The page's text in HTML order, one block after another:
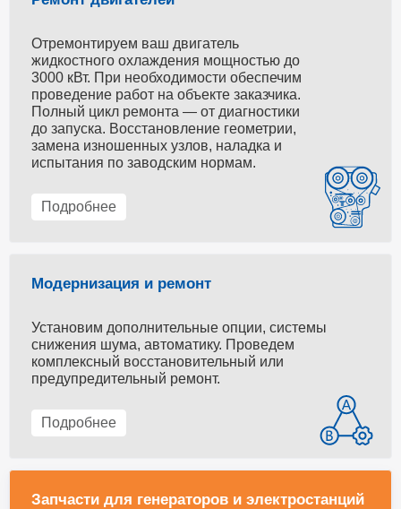
Отремонтируем ваш двигатель
жидкостного охлаждения мощностью до
3000 кВт. При необходимости обеспечим
проведение работ на объекте заказчика.
Полный цикл ремонта — от диагностики
до запуска. Восстановление геометрии,
замена изношенных узлов, наладка и
испытания по заводским нормам.
Подробнее
Модернизация и ремонт
Установим дополнительные опции, системы
снижения шума, автоматику. Проведем
комплексный восстановительный или
предупредительный ремонт.
Подробнее
Запчасти для генераторов и электростанций